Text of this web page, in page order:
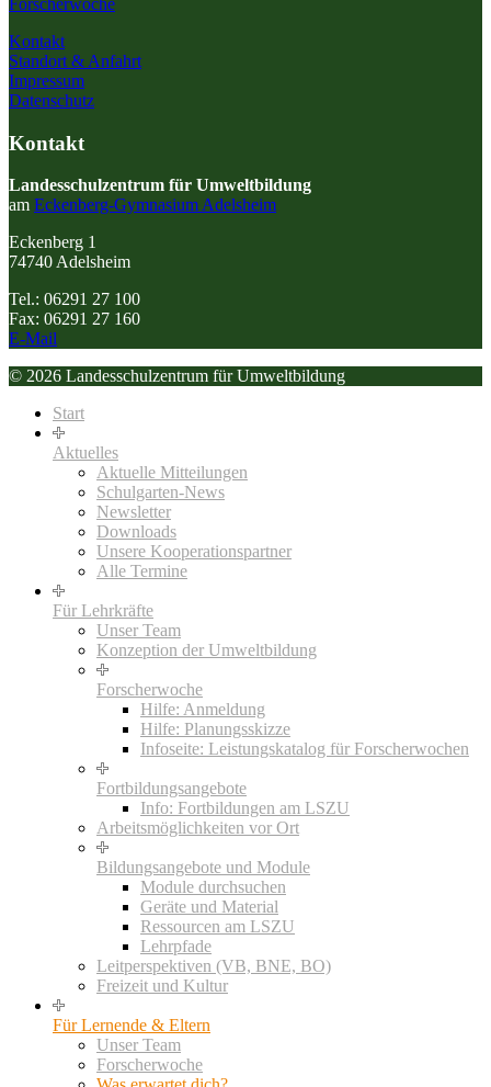
Kontakt
Standort & Anfahrt
Impressum
Datenschutz
Kontakt
Landesschulzentrum für Umweltbildung
am Eckenberg-Gymnasium Adelsheim
Eckenberg 1
74740 Adelsheim
Tel.: 06291 27 100
Fax: 06291 27 160
E-Mail
© 2026 Landesschulzentrum für Umweltbildung
Start
Aktuelles
Aktuelle Mitteilungen
Schulgarten-News
Newsletter
Downloads
Unsere Kooperationspartner
Alle Termine
Für Lehrkräfte
Unser Team
Konzeption der Umweltbildung
Forscherwoche
Hilfe: Anmeldung
Hilfe: Planungsskizze
Infoseite: Leistungskatalog für Forscherwochen
Fortbildungsangebote
Info: Fortbildungen am LSZU
Arbeitsmöglichkeiten vor Ort
Bildungsangebote und Module
Module durchsuchen
Geräte und Material
Ressourcen am LSZU
Lehrpfade
Leitperspektiven (VB, BNE, BO)
Freizeit und Kultur
Für Lernende & Eltern
Unser Team
Forscherwoche